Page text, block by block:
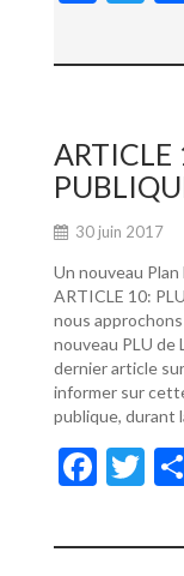
e
o
o
k
itt
ARTICLE
30 juin 2017
Un nouveau Plan
ARTICLE 10:
nous
nouveau PLU de
dernier article
informer sur
publique, durant
F
e
T
itt